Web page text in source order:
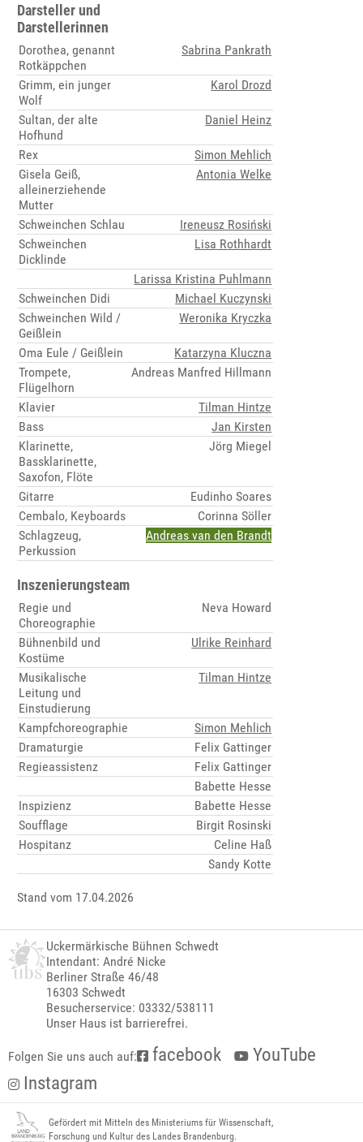
Darsteller und
Darstellerinnen
Dorothea, genannt
Rotkäppchen
Sabrina Pankrath
Grimm, ein junger
Wolf
Karol Drozd
Sultan, der alte
Hofhund
Daniel Heinz
Rex
Simon Mehlich
Gisela Geiß,
alleinerziehende
Mutter
Antonia Welke
Schweinchen Schlau
Ireneusz Rosiński
Schweinchen
Dicklinde
Lisa Rothhardt
Larissa Kristina Puhlmann
Schweinchen Didi
Michael Kuczynski
Schweinchen Wild /
Geißlein
Weronika Kryczka
Oma Eule / Geißlein
Katarzyna Kluczna
Trompete,
Flügelhorn
Andreas Manfred Hillmann
Klavier
Tilman Hintze
Bass
Jan Kirsten
Klarinette,
Bassklarinette,
Saxofon, Flöte
Jörg Miegel
Gitarre
Eudinho Soares
Cembalo, Keyboards
Corinna Söller
Schlagzeug,
Perkussion
Andreas van den Brandt
Inszenierungsteam
Regie und
Choreographie
Neva Howard
Bühnenbild und
Kostüme
Ulrike Reinhard
Musikalische
Leitung und
Einstudierung
Tilman Hintze
Kampfchoreographie
Simon Mehlich
Dramaturgie
Felix Gattinger
Regieassistenz
Felix Gattinger
Babette Hesse
Inspizienz
Babette Hesse
Soufflage
Birgit Rosinski
Hospitanz
Celine Haß
Sandy Kotte
Stand vom 17.04.2026
Uckermärkische Bühnen Schwedt
Intendant: André Nicke
Berliner Straße 46/48
16303 Schwedt
Besucherservice: 03332/538111
Unser Haus ist barrierefrei.
Folgen Sie uns auch auf: facebook
YouTube
Instagram
Gefördert mit Mitteln des Ministeriums für Wissenschaft,
Forschung und Kultur des Landes Brandenburg.